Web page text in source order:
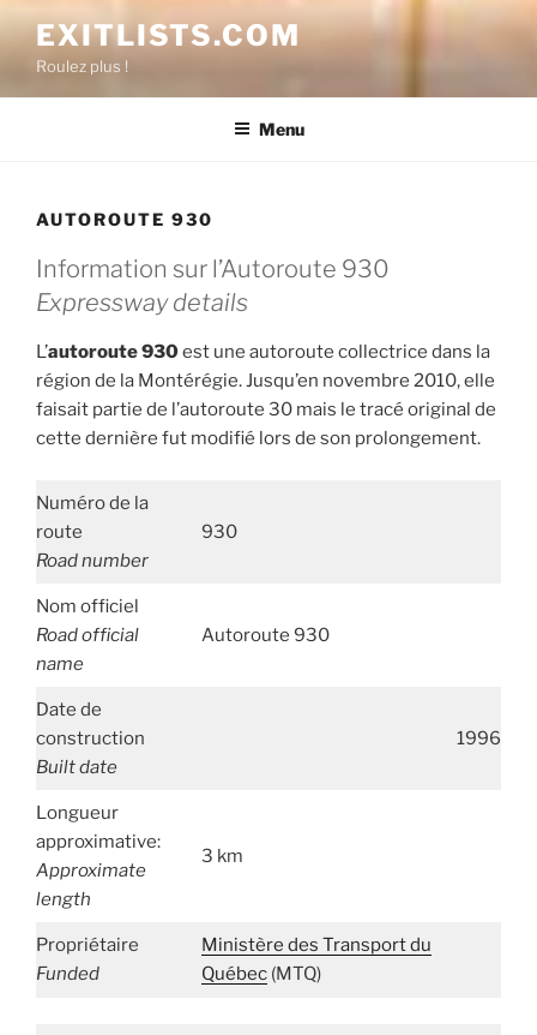
contenu
EXITLISTS.COM
Roulez plus !
Menu
AUTOROUTE 930
Information sur l’Autoroute 930
Expressway details
L’autoroute 930est une autoroute collectrice dans la
région de la Montérégie. Jusqu’en novembre 2010, elle
faisait partie de l’autoroute 30 mais le tracé original de
cette dernière fut modifié lors de son prolongement.
Numéro de la
route
Road number
930
Nom officiel
Road official
name
Autoroute 930
Date de
construction
Built date
1996
Longueur
approximative:
Approximate
length
3 km
Propriétaire
Funded
Ministère des Transport du
Québec(MTQ)